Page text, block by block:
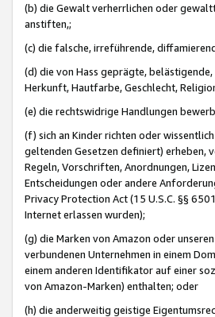
(b) die Gewalt verherrlichen oder
anstiften,;
(c) die falsche, irreführende,
(d) die von Hass geprägte,
Herkunft, Hautfarbe, Geschlecht,
(e) die rechtswidrige Handlungen
(f) sich an Kinder richten oder
geltenden Gesetzen definiert) erheben,
Regeln, Vorschriften, Anordnungen,
Entscheidungen oder andere
Privacy Protection Act (15 U.S.C. §§
Internet erlassen wurden);
(g) die Marken von Amazon oder
verbundenen Unternehmen in einem
einem anderen Identifikator auf einer
von Amazon-Marken) enthalten; oder
(h) die anderweitig geistige